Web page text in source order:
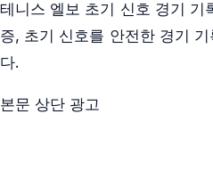
테니스 엘보 초기 신호 경기 기
증, 초기 신호를 안전한 경기
다.
본문 상단 광고